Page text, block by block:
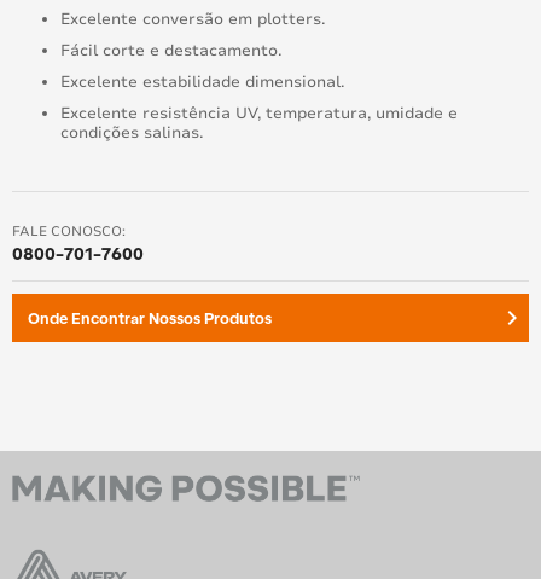
Excelente conversão em plotters.
Fácil corte e destacamento.
Excelente estabilidade dimensional.
Excelente resistência UV, temperatura, umidade e
condições salinas.
FALE CONOSCO:
0800-701-7600
Onde Encontrar Nossos Produtos keyboard_arrow_right